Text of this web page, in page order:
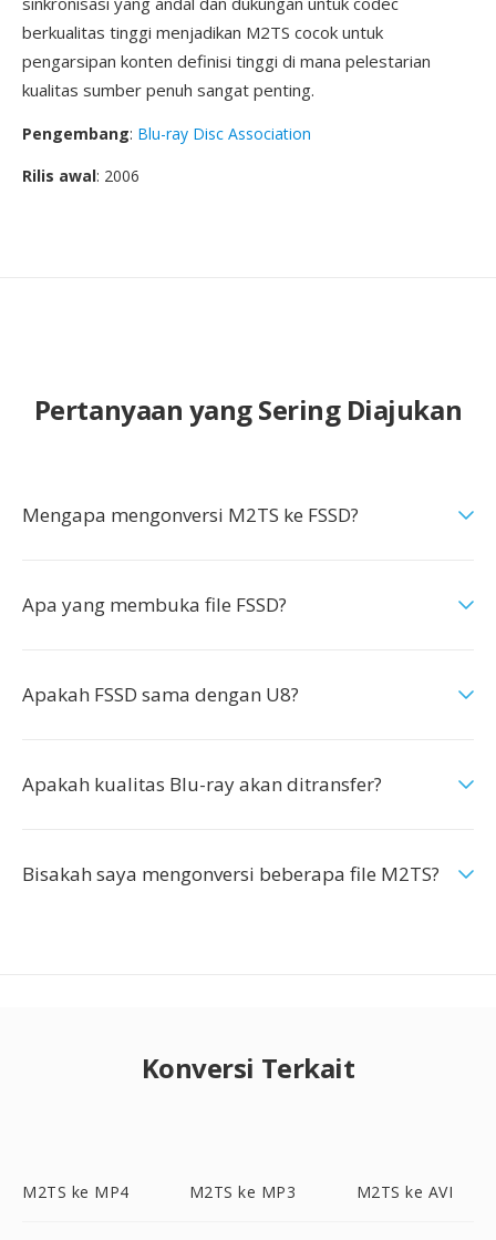
berkualitas tinggi menjadikan M2TS cocok untuk
pengarsipan konten definisi tinggi di mana pelestarian
kualitas sumber penuh sangat penting.
Pengembang: Blu-ray Disc Association
Rilis awal: 2006
Pertanyaan yang Sering Diajukan
Mengapa mengonversi M2TS ke FSSD?
Apa yang membuka file FSSD?
Apakah FSSD sama dengan U8?
Apakah kualitas Blu-ray akan ditransfer?
Bisakah saya mengonversi beberapa file M2TS?
Konversi Terkait
M2TS ke MP4 M2TS ke MP3 M2TS ke AVI